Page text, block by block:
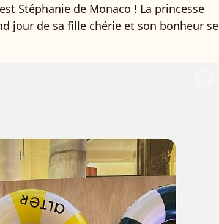
Stéphanie de Monaco ! La princesse
jour de sa fille chérie et son bonheur se